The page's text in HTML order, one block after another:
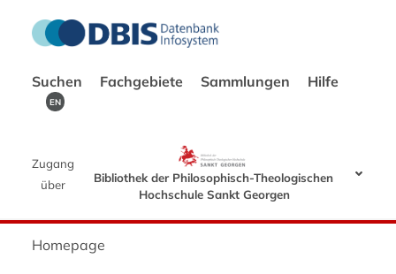
Suchen Fachgebiete Sammlungen Hilfe
EN
Zugang
über
Bibliothek der Philosophisch-Theologischen
Hochschule Sankt Georgen
Homepage